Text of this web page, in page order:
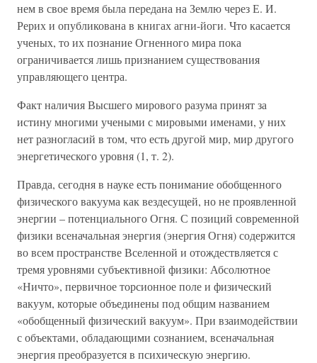
нем в свое время была передана на Землю через Е. И.
Рерих и опубликована в книгах агни-йоги. Что касается
ученых, то их познание Огненного мира пока
ограничивается лишь признанием существования
управляющего центра.
Факт наличия Высшего мирового разума принят за
истину многими учеными с мировыми именами, у них
нет разногласий в том, что есть другой мир, мир другого
энергетического уровня (1, т. 2).
Правда, сегодня в науке есть понимание обобщенного
физического вакуума как вездесущей, но не проявленной
энергии – потенциального Огня. С позиций современной
физики всеначальная энергия (энергия Огня) содержится
во всем пространстве Вселенной и отождествляется с
тремя уровнями субъективной физики: Абсолютное
«Ничто», первичное торсионное поле и физический
вакуум, которые объединены под общим названием
«обобщенный физический вакуум». При взаимодействии
с объектами, обладающими сознанием, всеначальная
энергия преобразуется в психическую энергию.